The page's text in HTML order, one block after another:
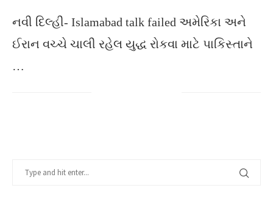
નવી દિલ્હી- Islamabad talk failed અમેરિકા અને
ઈરાન વચ્ચે ચાલી રહેલ યુદ્ધ રોકવા માટે પાકિસ્તાને
…